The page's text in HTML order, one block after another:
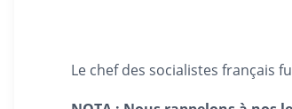
Le chef des socialistes français